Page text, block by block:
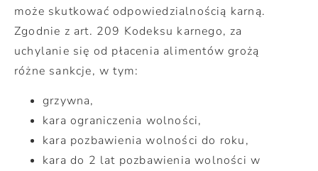
może skutkować odpowiedzialnością karną.
Zgodnie z art. 209 Kodeksu karnego, za
uchylanie się od płacenia alimentów grożą
różne sankcje, w tym:
grzywna,
kara ograniczenia wolności,
kara pozbawienia wolności do roku,
kara do 2 lat pozbawienia wolności w